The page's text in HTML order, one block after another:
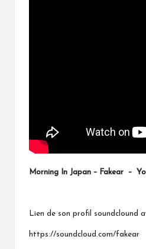
Morning In Japan – Fakear –
Lien de son profil soundclound
https://soundcloud.com/fakear